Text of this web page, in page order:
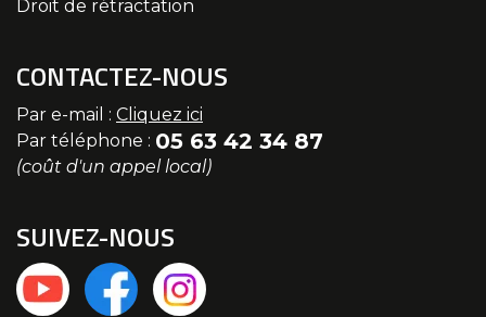
Droit de rétractation
CONTACTEZ-NOUS
Par e-mail : Cliquez ici
Par téléphone : 05 63 42 34 87
(coût d'un appel local)
SUIVEZ-NOUS